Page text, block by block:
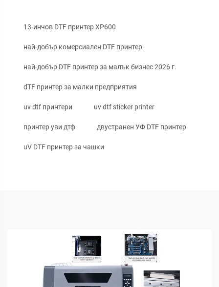
13-инчов DTF принтер XP600
най-добър комерсиален DTF принтер
най-добър DTF принтер за малък бизнес 2026 г.
dTF принтер за малки предприятия
uv dtf принтери uv dtf sticker printer
принтер уви дтф двустранен УФ DTF принтер
uV DTF принтер за чашки